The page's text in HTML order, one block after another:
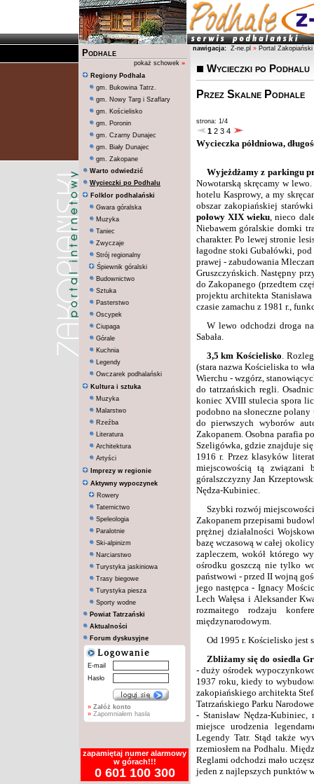
Podhale
pokaż schowek »
Regiony Podhala
gm. Bukowina Tatrz.
gm. Nowy Targ i Szaflary
gm. Kościelisko
gm. Poronin
gm. Czarny Dunajec
gm. Biały Dunajec
gm. Zakopane
Warto odwiedzić
Wycieczki po Podhalu
Folklor podhalański
Gwara góralska
Muzyka
Taniec
Zwyczaje
Strój regionalny
Śpiewnik góralski
Budownictwo
Sztuka
Pasterstwo
Oscypek
Ciupaga
Górale
Kuchnia
Legendy
Owczarek podhalański
Kultura i sztuka
Muzyka
Malarstwo
Rzeźba
Literatura
Architektura
Artyści
Imprezy w regionie
Aktywny wypoczynek
Rowery
Taternictwo
Speleologia
Paralotnie
Ski-alpinizm
Narciarstwo
Turystyka jaskiniowa
Trasy biegowe
Turystyka piesza
Sporty wodne
Powiat Tatrzański
Aktualności
Forum dyskusyjne
E-mail
Hasło
» Załóż konto
» Zapomniałem hasła
zapamiętaj numer alarmowy
w górach!!!
0 601 100 300
nawigacja: Z-ne.pl » Portal Zakopiański
Wycieczki po Podhalu
Przez Skalne Podhale
strona: 1/4
1 2 3 4
Wycieczka półdniowa,
Wyjeżdżamy z parkingu
Nowotarską skręcamy w
hotelu Kasprowy, a my
obszar zakopiańskiej
połowy XIX wieku, nieco
Niebawem góralskie domki
charakter. Po lewej stronie
łagodne stoki Gubałówki,
prawej - zabudowania
Gruszczyńskich. Następny
do Zakopanego (przedtem
projektu architekta
czasie zamachu z 1981 r.,
W lewo odchodzi droga
Sabała.
3,5 km Kościelisko.
(stara nazwa Kościeliska to
Wierchu - wzgórz,
do tatrzańskich regli.
koniec XVIII stulecia spora
podobno na słoneczne
do pierwszych wyborów
Zakopanem. Osobna parafia
Szeligówka, gdzie znajduje
1916 r. Przez klasyków
miejscowością tą
góralszczyzny Jan
Nędza-Kubiniec.
Szybki rozwój
Zakopanem przepisami
prężnej działalności
bazę wczasową w całej
zapleczem, wokół którego
ośrodku goszczą nie tylko
państwowi - przed II wojną
jego następca - Ignacy
Lech Wałęsa i Aleksander
rozmaitego rodzaju
międzynarodowym.
Od 1995 r. Kościelisko jest
Zbliżamy się do osiedla
- duży ośrodek
1937 roku, kiedy to
zakopiańskiego architekta
Tatrzańskiego Parku
- Stanisław Nędza-
miejsce urodzenia
Legendy Tatr. Stąd także
rzemiosłem na Podhalu.
Reglami odchodzi mało
jeden z najlepszych punktów